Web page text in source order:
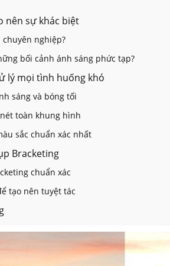
nên sự khác biệt
nghiệp?
bối cảnh ánh sáng phức tạp?
lý mọi tình huống khó
sáng và bóng tối
toàn khung hình
sắc chuẩn xác nhất
Bracketing
chuẩn xác
tạo nên tuyệt tác